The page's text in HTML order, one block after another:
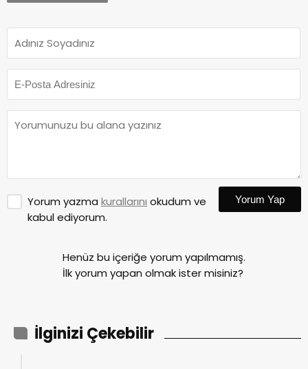
Yorum yazma kurallarını okudum ve
kabul ediyorum.
Yorum Yap
Henüz bu içeriğe yorum yapılmamış.
İlk yorum yapan olmak ister misiniz?
İlginizi Çekebilir